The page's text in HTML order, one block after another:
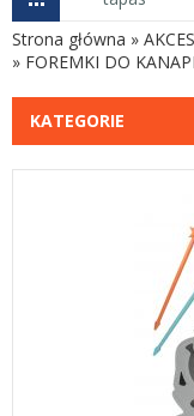
Strona główna »
» FOREMKI DO
KATEGORIE